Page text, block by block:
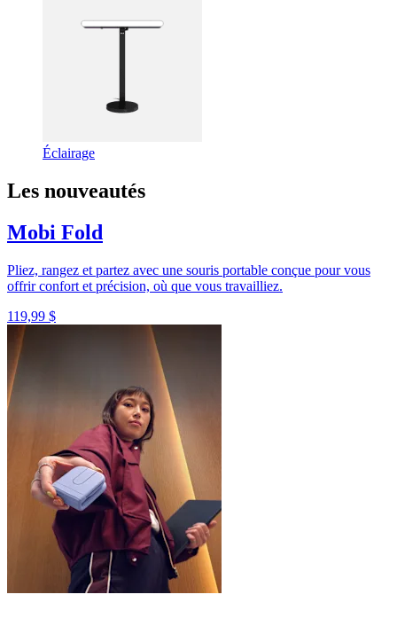
Éclairage
Les nouveautés
Mobi Fold
Pliez, rangez et partez avec une souris portable conçue pour vous
offrir confort et précision, où que vous travailliez.
119,99 $